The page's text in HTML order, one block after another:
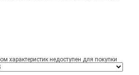
характеристик недоступен для покупки